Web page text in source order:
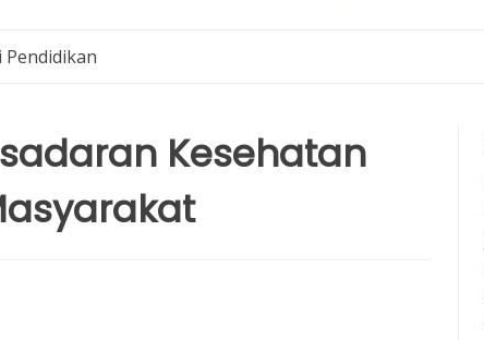
Pendidikan
Kesehatan